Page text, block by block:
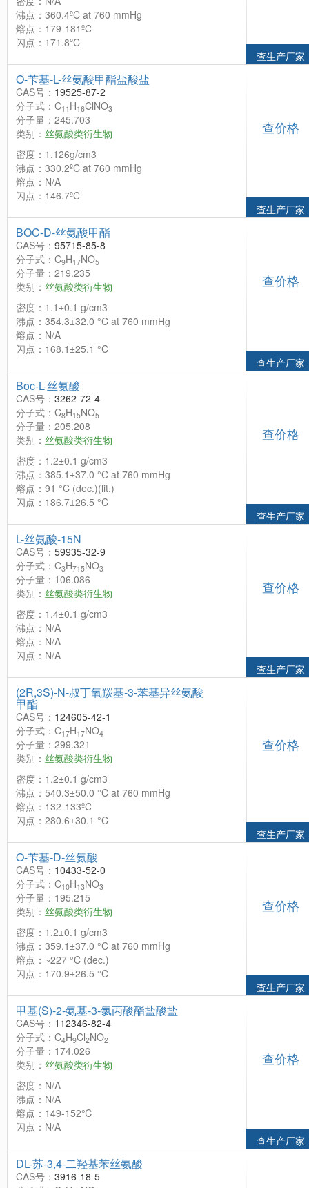
沸点：360.4ºC at 760 mmHg
熔点：179-181ºC
闪点：171.8ºC
查生产厂家
O-苄基-L-丝氨酸甲酯盐酸盐
CAS号： 19525-87-2
分子式：C11 H16ClNO3
分子量：245.703
类别： 丝氨酸类衍生物
密度：1.126g/cm3
沸点：330.2ºC at 760 mmHg
熔点：N/A
闪点：146.7ºC
查价格
查生产厂家
BOC-D-丝氨酸甲酯
CAS号： 95715-85-8
分子式：C9H17NO5
分子量：219.235
类别： 丝氨酸类衍生物
密度：1.1±0.1 g/cm3
沸点：354.3±32.0 °C at 760 mmHg
熔点：N/A
闪点：168.1±25.1 °C
查价格
查生产厂家
Boc-L-丝氨酸
CAS号： 3262-72-4
分子式：C8H15NO5
分子量：205.208
类别： 丝氨酸类衍生物
密度：1.2±0.1 g/cm3
沸点：385.1±37.0 °C at 760 mmHg
熔点：91 °C (dec.)(lit.)
闪点：186.7±26.5 °C
查价格
查生产厂家
L-丝氨酸-15N
CAS号： 59935-32-9
分子式：C3H715NO3
分子量：106.086
类别： 丝氨酸类衍生物
密度：1.4±0.1 g/cm3
沸点：N/A
熔点：N/A
闪点：N/A
查价格
查生产厂家
(2R,3S)-N-叔丁氧羰基-3-苯基异丝氨酸
甲酯
CAS号： 124605-42-1
分子式：C17H17NO4
分子量：299.321
类别： 丝氨酸类衍生物
密度：1.2±0.1 g/cm3
沸点：540.3±50.0 °C at 760 mmHg
熔点：132-133ºC
闪点：280.6±30.1 °C
查价格
查生产厂家
O-苄基-D-丝氨酸
CAS号： 10433-52-0
分子式：C10H13NO3
分子量：195.215
类别： 丝氨酸类衍生物
密度：1.2±0.1 g/cm3
沸点：359.1±37.0 °C at 760 mmHg
熔点：~227 °C (dec.)
闪点：170.9±26.5 °C
查价格
查生产厂家
甲基(S)-2-氨基-3-氯丙酸酯盐酸盐
CAS号： 112346-82-4
分子式：C4H9Cl2NO2
分子量：174.026
类别： 丝氨酸类衍生物
密度：N/A
沸点：N/A
熔点：149-152℃
闪点：N/A
查价格
查生产厂家
DL-苏-3,4-二羟基苯丝氨酸
CAS号： 3916-18-5